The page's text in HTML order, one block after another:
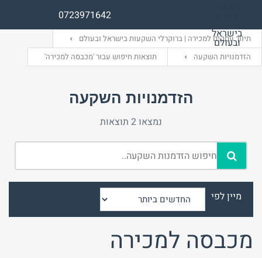
0723971642
התחבר באמצעות:
התחבר באמצעות:
תיווך עסקים למכירה | ברוקרלי השקעות בישראל ובעולם
הזדמנויות השקעה
תוצאות חיפוש עבור 'מכבסה למכירה'
הזדמנויות השקעה
נמצאו 2 תוצאות
מיין לפי
מכבסה למכירה